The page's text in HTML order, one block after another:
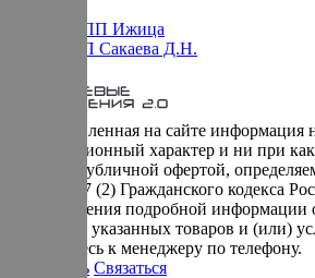
Оферта НПП Ижица
Оферта ИП Сакаева Д.Н.
* представленная на сайте информация
информационный характер и ни при
является публичной офертой,
Статьи 437 (2) Гражданского кодекса
Для получения подробной информации
стоимости указанных товаров и (или)
обращайтесь к менеджеру по телефону.
Позвонить Связаться